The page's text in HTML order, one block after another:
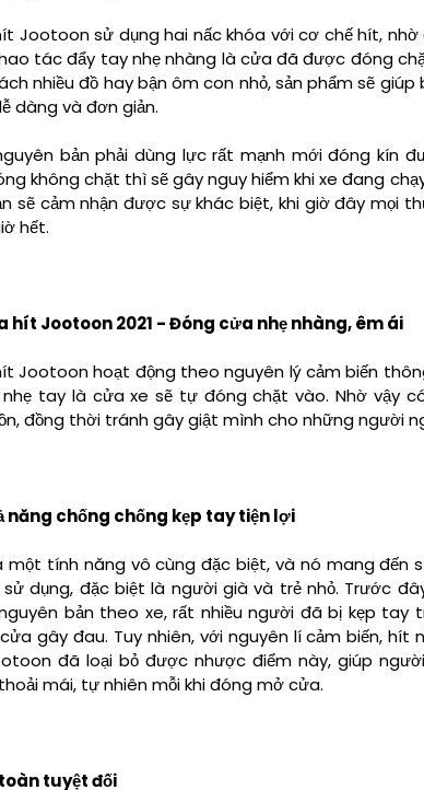
Jootoon sử dụng hai nấc khóa với cơ chế hít, nhờ
tác đẩy tay nhẹ nhàng là cửa đã được đóng
nhiều đồ hay bận ôm con nhỏ, sản phẩm sẽ
dàng và đơn giản.
bản phải dùng lực rất mạnh mới đóng kín
không chặt thì sẽ gây nguy hiểm khi xe đang
sẽ cảm nhận được sự khác biệt, khi giờ đây mọi
hết.
hít Jootoon 2021 - Đóng cửa nhẹ nhàng, êm ái
Jootoon hoạt động theo nguyên lý cảm biến
tay là cửa xe sẽ tự đóng chặt vào. Nhờ vậy
đồng thời tránh gây giật mình cho những người
năng chống chống kẹp tay tiện lợi
một tính năng vô cùng đặc biệt, và nó mang đến
dụng, đặc biệt là người già và trẻ nhỏ. Trước
bản theo xe, rất nhiều người đã bị kẹp tay
gây đau. Tuy nhiên, với nguyên lí cảm biến, hít
đã loại bỏ được nhược điểm này, giúp
mái, tự nhiên mỗi khi đóng mở cửa.
tuyệt đối